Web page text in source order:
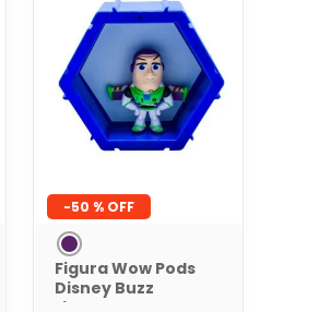
-50 %
Figura Wow Pods
Disney Buzz